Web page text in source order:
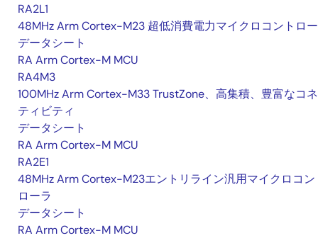
RA2L1
48MHz Arm Cortex-M23 超低消費電力マイクロコントロ
データシート
RA Arm Cortex-M MCU
RA4M3
100MHz Arm Cortex-M33 TrustZone、高集積、豊富なコ
ティビティ
データシート
RA Arm Cortex-M MCU
RA2E1
48MHz Arm Cortex-M23エントリライン汎用マイクロコン
ローラ
データシート
RA Arm Cortex-M MCU